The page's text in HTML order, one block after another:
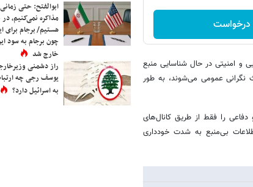
درخواست
و امنیتی در حال شناسایی منبع
نگرانی عمومی می‌شوند، به طور
را فقط از طریق کانال‌های
بی‌منبع به شدت خودداری
ابوالفتح: حتی
مذاکره نمی‌کنیم،
هستیم/ برجام برای
چون برجام به سود
خارج شد
راز دشمنی
یوسف رجی چه
به اسرائیل دارد؟